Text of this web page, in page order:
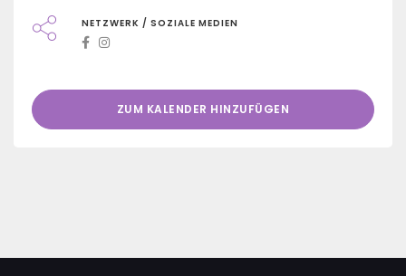
NETZWERK / SOZIALE MEDIEN
ZUM KALENDER HINZUFÜGEN